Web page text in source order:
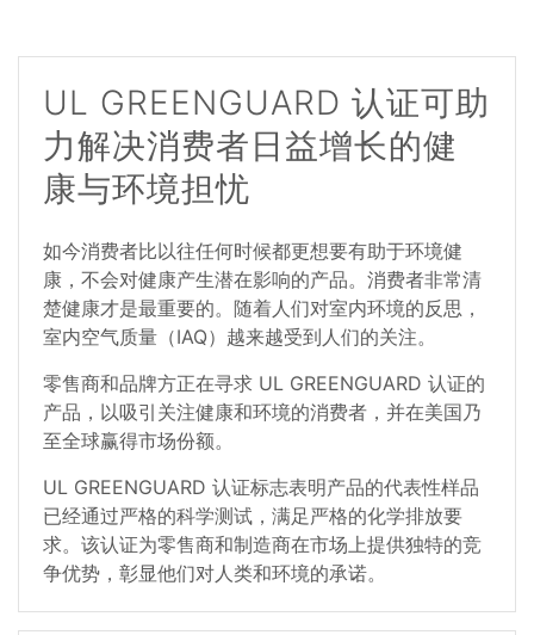
UL GREENGUARD 认证可助
力解决消费者日益增长的健
康与环境担忧
如今消费者比以往任何时候都更想要有助于环境健
康，不会对健康产生潜在影响的产品。消费者非常清
楚健康才是最重要的。随着人们对室内环境的反思，
室内空气质量（IAQ）越来越受到人们的关注。
零售商和品牌方正在寻求 UL GREENGUARD 认证的
产品，以吸引关注健康和环境的消费者，并在美国乃
至全球赢得市场份额。
UL GREENGUARD 认证标志表明产品的代表性样品
已经通过严格的科学测试，满足严格的化学排放要
求。该认证为零售商和制造商在市场上提供独特的竞
争优势，彰显他们对人类和环境的承诺。